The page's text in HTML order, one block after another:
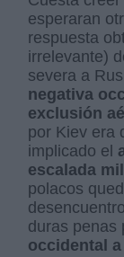
esperaran
respuesta
irrelevante)
severa a
negativa
exclusión
por Kiev era
implicado el
escalada
polacos
duras penas
occidental